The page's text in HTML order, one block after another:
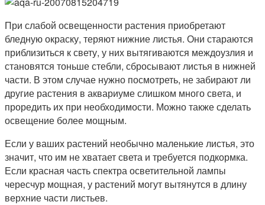
При слабой освещенности растения приобретают
бледную окраску, теряют нижние листья. Они стараются
приблизиться к свету, у них вытягиваются междоузлия и
становятся тоньше стебли, сбросывают листья в нижней
части. В этом случае нужно посмотреть, не забирают ли
другие растения в аквариуме слишком много света, и
проредить их при необходимости. Можно также сделать
освещение более мощным.
Если у ваших растений необычно маленькие листья, это
значит, что им не хватает света и требуется подкормка.
Если красная часть спектра осветительной лампы
чересчур мощная, у растений могут вытянутся в длину
верхние части листьев.